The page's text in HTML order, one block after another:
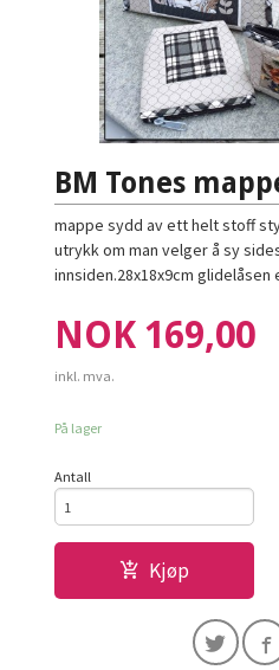
BM Tones
mappe sydd av ett helt stoff
utrykk om man velger å sy
innsiden.28x18x9cm glidelåsen
Pris
NOK 169,00
inkl. mva.
På lager
Antall
Kjøp